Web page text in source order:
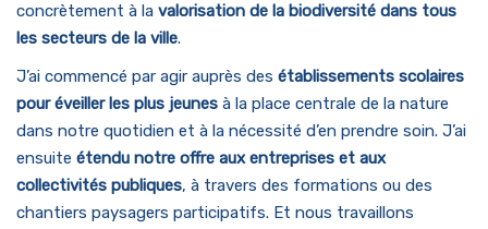
concrètement à la valorisation de la biodiversité dans tous
les secteurs de la ville.
J’ai commencé par agir auprès des établissements scolaires
pour éveiller les plus jeunes à la place centrale de la nature
dans notre quotidien et à la nécessité d’en prendre soin. J’ai
ensuite étendu notre offre aux entreprises et aux
collectivités publiques, à travers des formations ou des
chantiers paysagers participatifs. Et nous travaillons